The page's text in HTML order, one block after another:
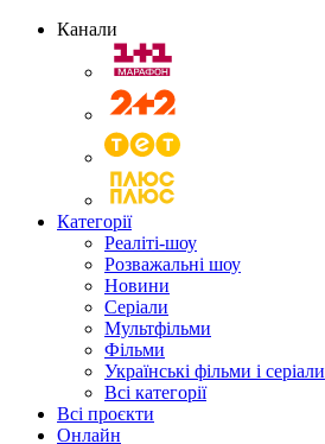
Канали
Категорії
Реаліті-шоу
Розважальні шоу
Новини
Серіали
Мультфільми
Фільми
Українські фільми і серіали
Всі категорії
Всі проєкти
Онлайн